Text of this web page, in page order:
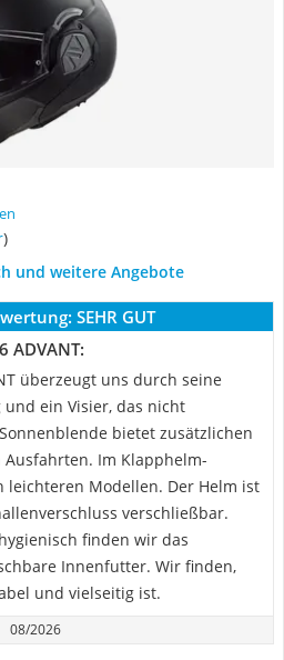
)
und weitere Angebote
SEHR GUT
ADVANT:
überzeugt uns durch seine
ein Visier, das nicht
bietet zusätzlichen
Im Klapphelm-
leichteren Modellen. Der Helm ist
verschließbar.
finden wir das
Innenfutter. Wir finden,
und vielseitig ist.
08/2026